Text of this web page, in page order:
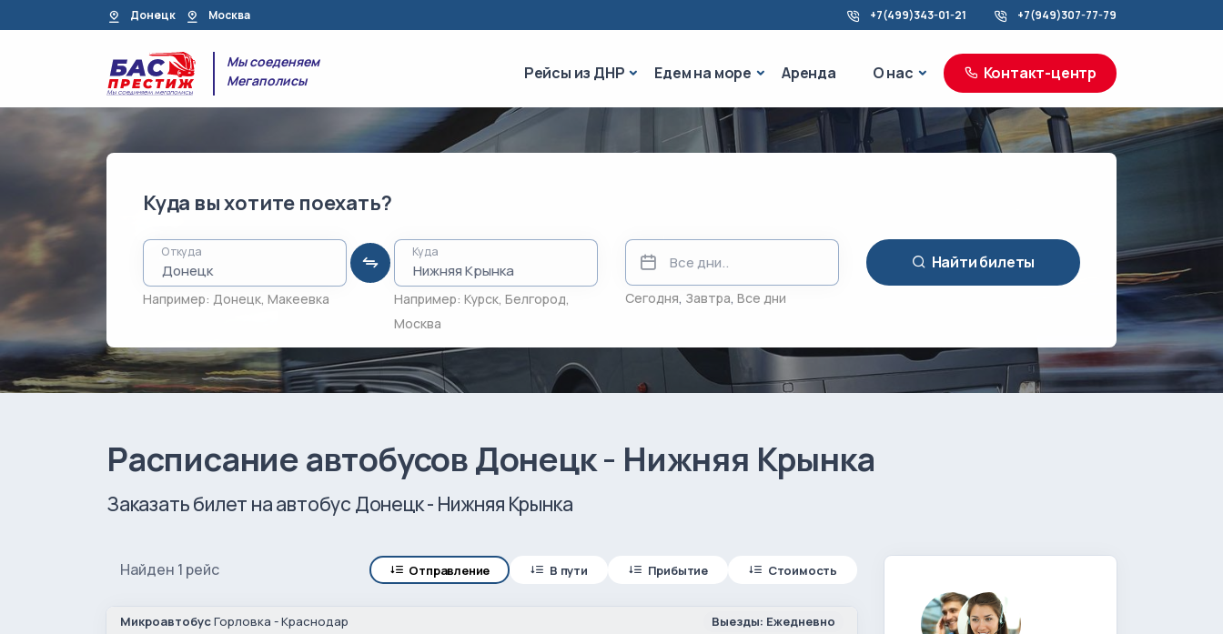
Донецк Москва +7(499)343-01-21 +7(949)307-77-79
Мы соеденяем
Мегаполисы
Рейсы из ДНРРейсы из ДНР
Едем на мореЕдем на море
Аренда О насО нас Контакт-центр
Куда вы хотите поехать?
Откуда
Например: Донецк, Макеевка
Куда
Например: Курск, Белгород,
Москва
Сегодня, Завтра, Все дни
Найти билеты
Расписание автобусов Донецк - Нижняя Крынка
Заказать билет на автобус Донецк - Нижняя Крынка
Найден 1 рейс Отправление В пути Прибытие Стоимость
МикроавтобусГорловка - Краснодар Выезды: Ежедневно